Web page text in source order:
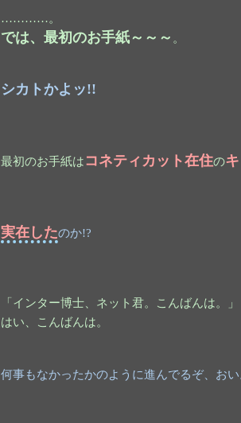
…………。
では、最初のお手紙～～～ 。
シカトかよッ!!
最初のお手紙はコネティカット在住の
実在したのか!?
「インター博士、ネット君。こんばんは。」
はい、こんばんは。
何事もなかったかのように進んでるぞ、お